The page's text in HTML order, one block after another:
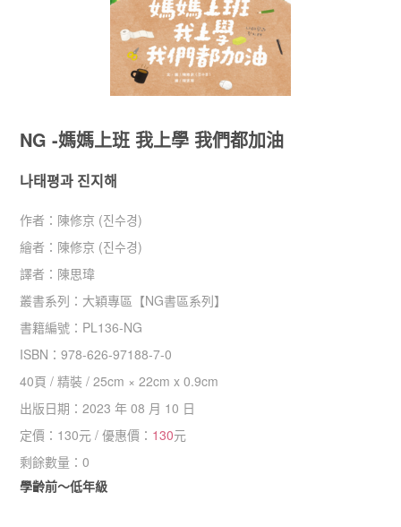
NG -媽媽上班 我上學 我們都加油
나태평과 진지해
作者： 陳修京 (진수경)
繪者： 陳修京 (진수경)
譯者： 陳思瑋
叢書系列： 大穎專區 【NG書區系列】
書籍編號： PL136-NG
ISBN：978-626-97188-7-0
40頁 /精裝 /25cm × 22cm x 0.9cm
出版日期：2023 年 08 月 10 日
定價： 130元 / 優惠價： 130元
剩餘數量：0
學齡前～低年級